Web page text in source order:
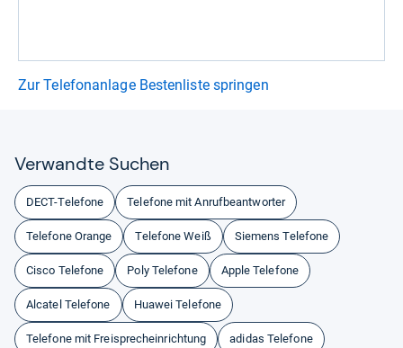
Zur Telefonanlage Bestenliste springen
Ver­wandte Suchen
DECT-Telefone Telefone mit Anrufbeantworter
Telefone Orange Telefone Weiß Siemens Telefone
Cisco Telefone Poly Telefone Apple Telefone
Alcatel Telefone Huawei Telefone
Telefone mit Freisprecheinrichtung adidas Telefone